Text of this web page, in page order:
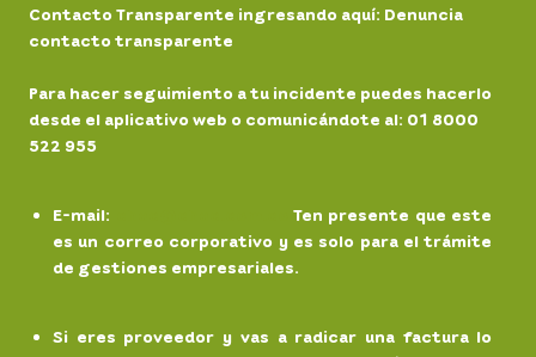
Contacto Transparente ingresando aquí: Denuncia
contacto transparente
Para hacer seguimiento a tu incidente puedes hacerlo
desde el aplicativo web o comunicándote al: 01 8000
522 955
E-mail:
Ten presente que este
es un correo corporativo y es solo para el trámite
de gestiones empresariales.
Si eres proveedor y vas a radicar una factura lo